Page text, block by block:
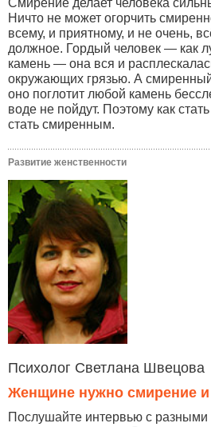
Ничто не может огорчить
всему, и приятному, и не очень,
должное. Гордый человек — как
камень — она вся и
окружающих грязью. А
оно поглотит любой камень
воде не пойдут. Поэтому как
стать смиренным.
Развитие женственности
Психолог Светлана Швецова
Женщине нужно смирение и
Послушайте интервью с разными